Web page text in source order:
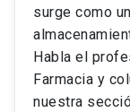
surge como
Habla el
Farmacia y
nuestra